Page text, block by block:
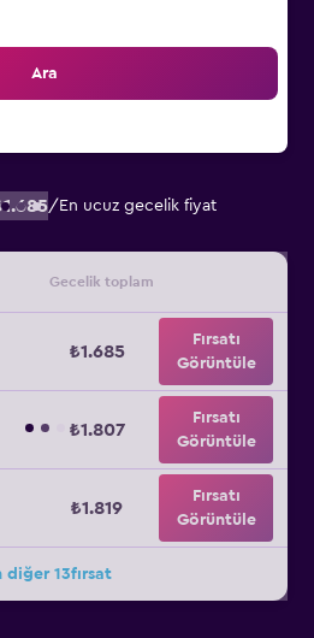
Ara
/ En ucuz gecelik fiyat
Gecelik toplam
₺1.685
Fırsatı
Görüntüle
₺1.807
Fırsatı
Görüntüle
₺1.819
Fırsatı
Görüntüle
diğer 13fırsat